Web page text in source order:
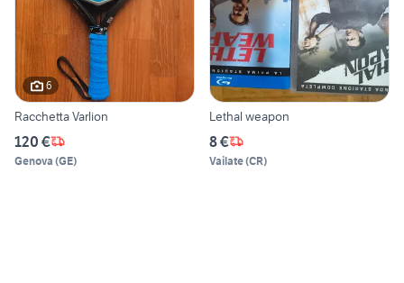
6
Racchetta Varlion
120 €
Genova (GE)
Lethal weapon
8 €
Vailate(CR)